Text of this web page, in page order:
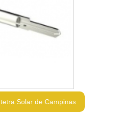
Solar de Campinas